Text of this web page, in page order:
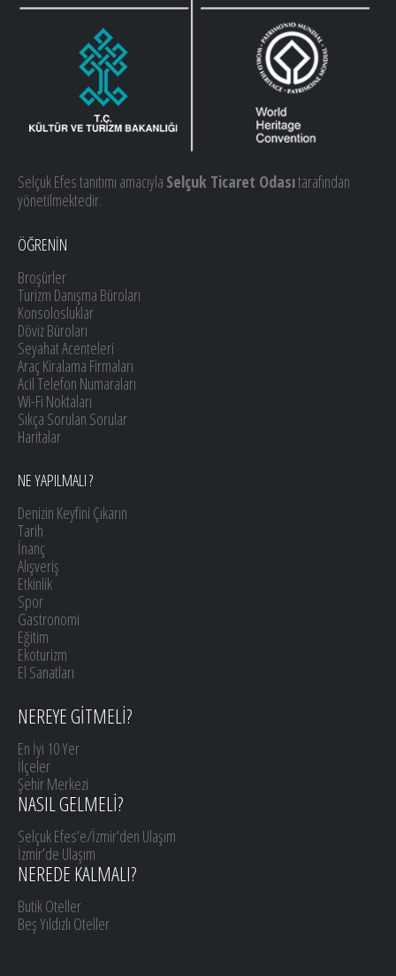
Selçuk Efes tanıtımı amacıyla Selçuk Ticaret Odasıtarafından
yönetilmektedir.
ÖĞRENİN
Broşürler
Turizm Danışma Büroları
Konsolosluklar
Döviz Büroları
Seyahat Acenteleri
Araç Kiralama Firmaları
Acil Telefon Numaraları
Wi-Fi Noktaları
Sıkça Sorulan Sorular
Haritalar
NE YAPILMALI ?
Denizin Keyfini Çıkarın
Tarih
İnanç
Alışveriş
Etkinlik
Spor
Gastronomi
Eğitim
Ekoturizm
El Sanatları
NEREYE GİTMELİ?
En İyi 10 Yer
İlçeler
Şehir Merkezi
NASIL GELMELİ?
Selçuk Efes’e/İzmir’den Ulaşım
İzmir’de Ulaşım
NEREDE KALMALI?
Butik Oteller
Beş Yıldızlı Oteller